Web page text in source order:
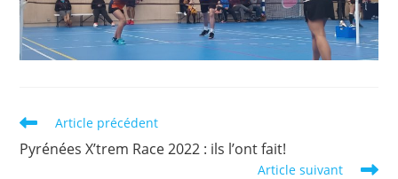
Read
more
articles
Article précédent
Pyrénées X’trem Race 2022 : ils l’ont fait!
Article suivant